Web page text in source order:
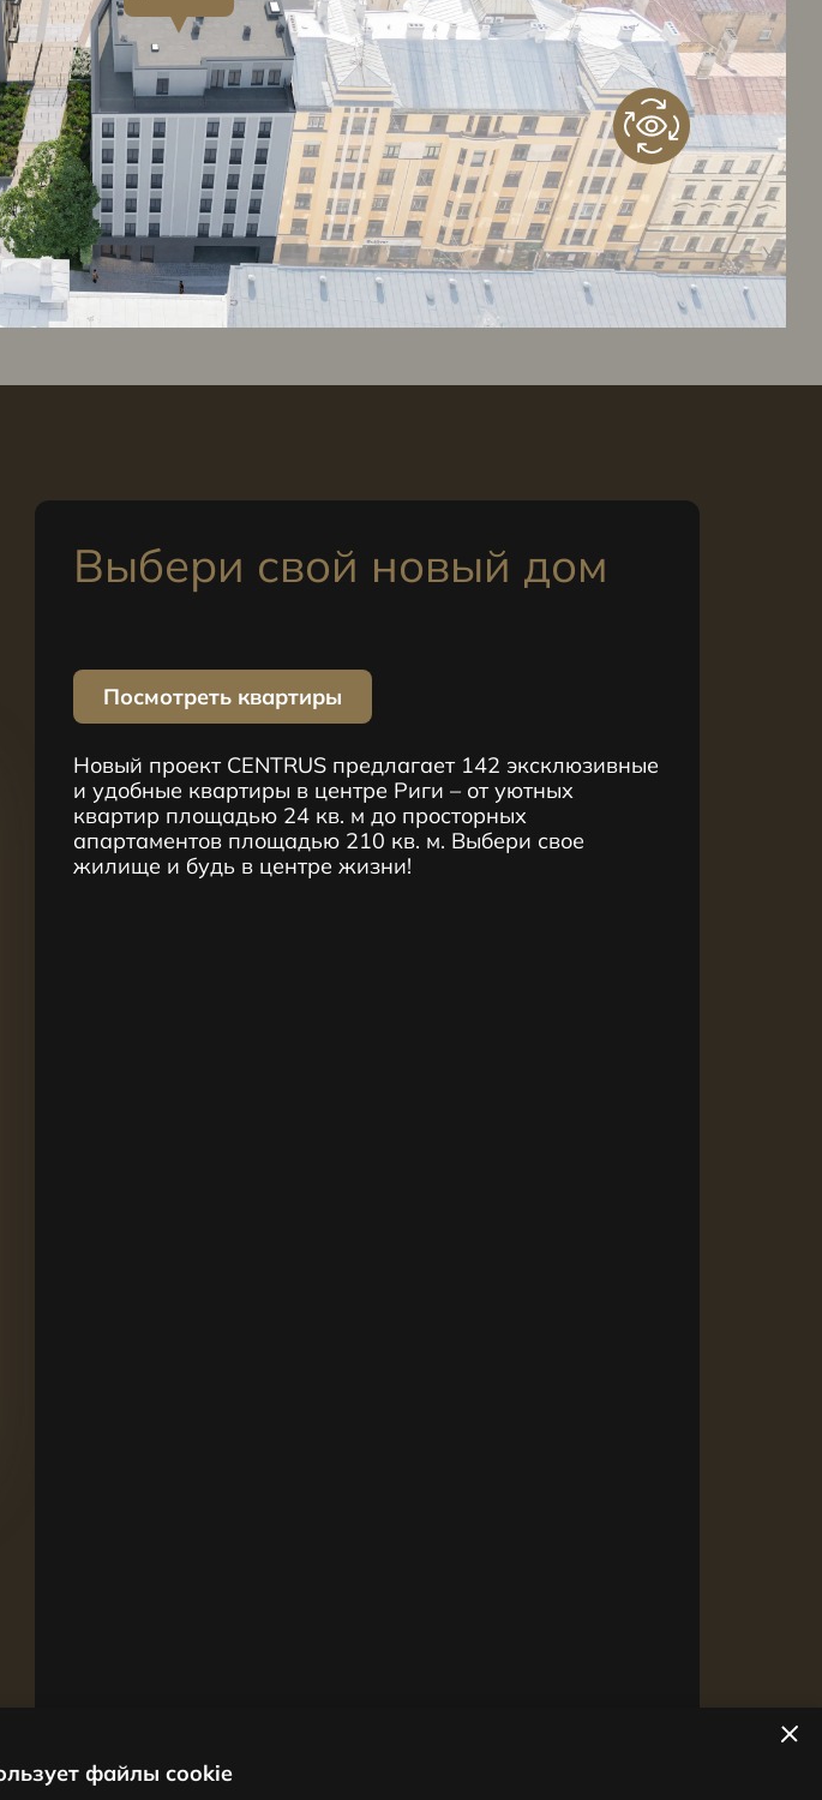
файлы cookie
Выбери свой новый дом
Посмотреть квартиры
Новый проект CENTRUS предлагает 142 эксклюзивные
и удобные квартиры в центре Риги – от уютных
квартир площадью 24 кв. м до просторных
апартаментов площадью 210 кв. м. Выбери свое
жилище и будь в центре жизни!